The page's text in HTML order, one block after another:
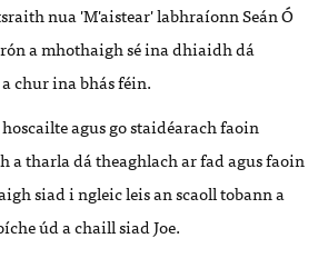
nua 'M'aistear' labhraíonn Seán Ó
a mhothaigh sé ina dhiaidh dá
chur ina bhás féin.
agus go staidéarach faoin
a tharla dá theaghlach ar fad agus faoin
siad i ngleic leis an scaoll tobann a
úd a chaill siad Joe.